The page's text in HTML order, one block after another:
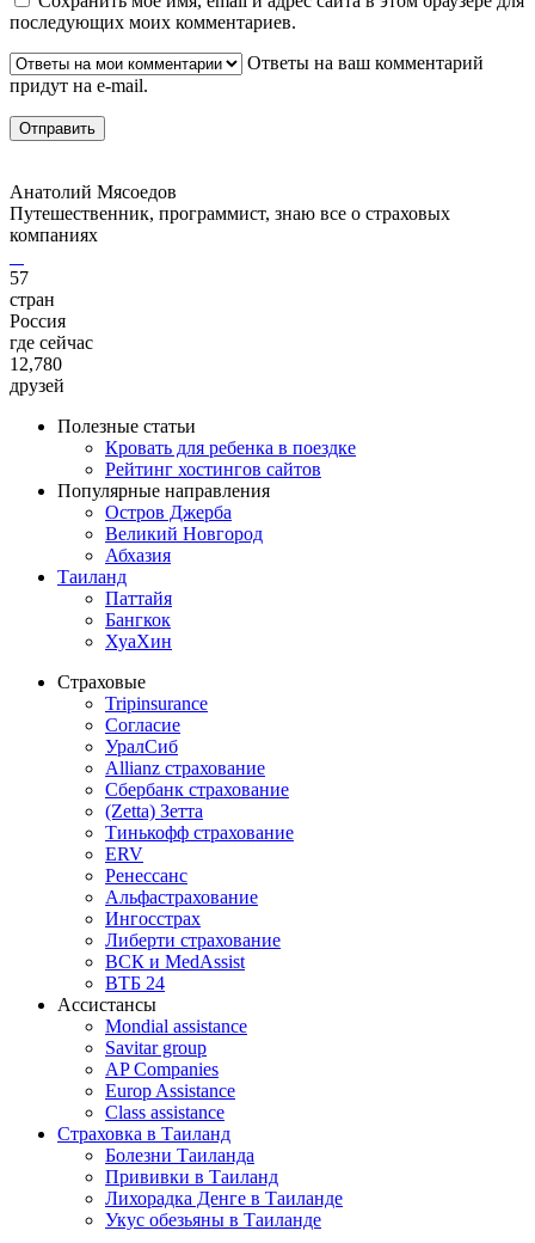
последующих моих комментариев.
Ответы на ваш комментарий
придут на e-mail.
Анатолий Мясоедов
Путешественник, программист, знаю все о страховых
компаниях
57
стран
Россия
где сейчас
12,780
друзей
Полезные статьи
Кровать для ребенка в поездке
Рейтинг хостингов сайтов
Популярные направления
Остров Джерба
Великий Новгород
Абхазия
Таиланд
Паттайя
Бангкок
ХуаХин
Страховые
Tripinsurance
Согласие
УралСиб
Allianz страхование
Сбербанк страхование
(Zetta) Зетта
Тинькофф страхование
ERV
Ренессанс
Альфастрахование
Ингосстрах
Либерти страхование
ВСК и MedAssist
ВТБ 24
Ассистансы
Mondial assistance
Savitar group
AP Companies
Europ Assistance
Class assistance
Страховка в Таиланд
Болезни Таиланда
Прививки в Таиланд
Лихорадка Денге в Таиланде
Укус обезьяны в Таиланде